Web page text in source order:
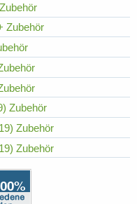
Zubehör
Zubehör
Zubehör
Zubehör